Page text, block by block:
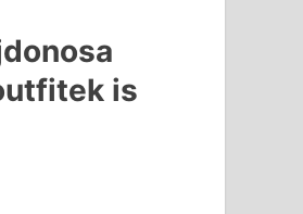
is